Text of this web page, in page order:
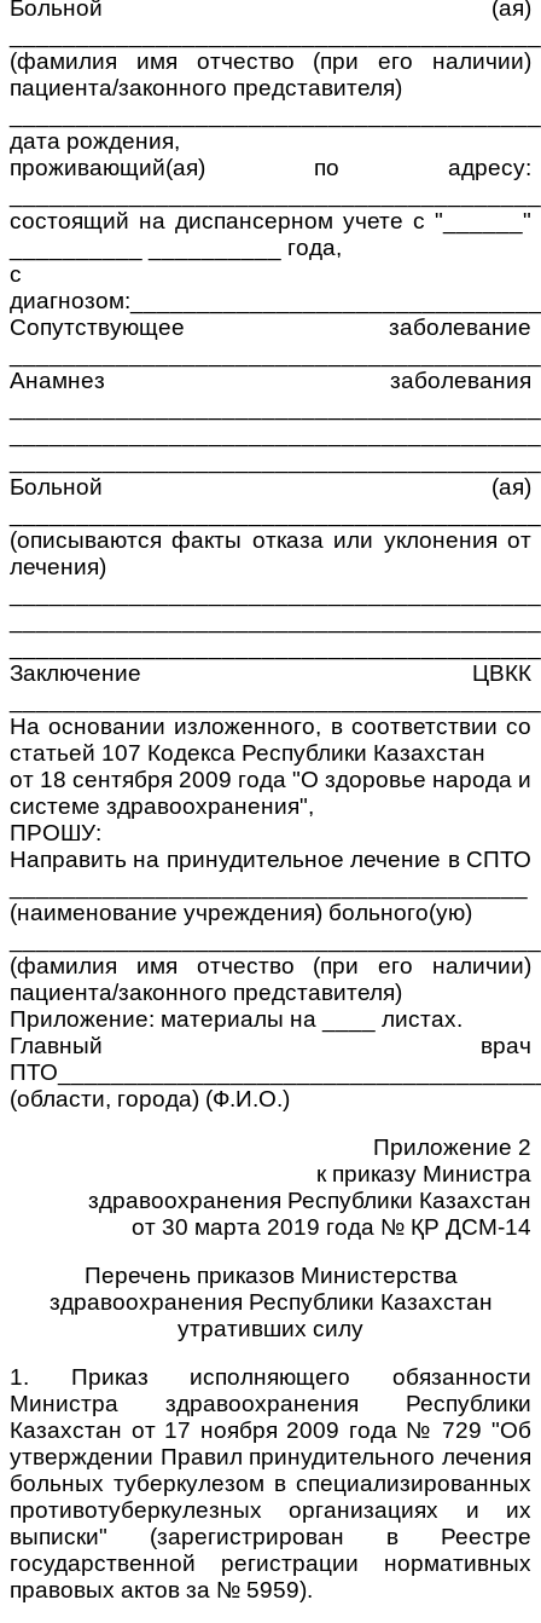
Больной (ая)
(фамилия имя отчество (при его наличии)
пациента/законного представителя)
дата рождения,
проживающий(ая) по адресу:
состоящий на диспансерном учете с "______"
__________ __________ года,
с
Сопутствующее заболевание
Анамнез заболевания
Больной (ая)
(описываются факты отказа или уклонения от
лечения)
Заключение ЦВКК
На основании изложенного, в соответствии со
статьей 107 Кодекса Республики Казахстан
от 18 сентября 2009 года "О здоровье народа и
системе здравоохранения",
ПРОШУ:
Направить на принудительное лечение в СПТО
(наименование учреждения) больного(ую)
(фамилия имя отчество (при его наличии)
пациента/законного представителя)
Приложение: материалы на ____ листах.
Главный врач
(области, города) (Ф.И.О.)
Приложение 2
к приказу Министра
здравоохранения Республики Казахстан
от 30 марта 2019 года № ҚР ДСМ-14
Перечень приказов Министерства
здравоохранения Республики Казахстан
утративших силу
1. Приказ исполняющего обязанности
Министра здравоохранения Республики
Казахстан от 17 ноября 2009 года № 729 "Об
утверждении Правил принудительного лечения
больных туберкулезом в специализированных
противотуберкулезных организациях и их
выписки" (зарегистрирован в Реестре
государственной регистрации нормативных
правовых актов за № 5959).